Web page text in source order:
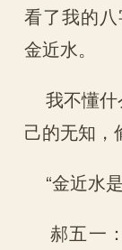
看了我的
金近水。
我不懂什
己的无知，
“金近水
郝五一：